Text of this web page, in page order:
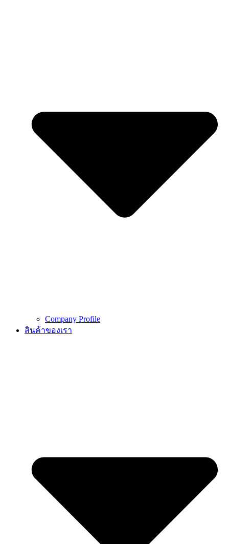
Company Profile
สินค้าของเรา